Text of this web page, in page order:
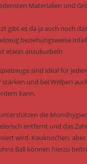
Materialien und
gibt es da ja auch noch das
beziehungsweise
etwas anzukurbeln
sind ideal für
und bei Welpen
kann.
die
entfernt und das
wird. Kauknochen, aber
Ball können hierzu